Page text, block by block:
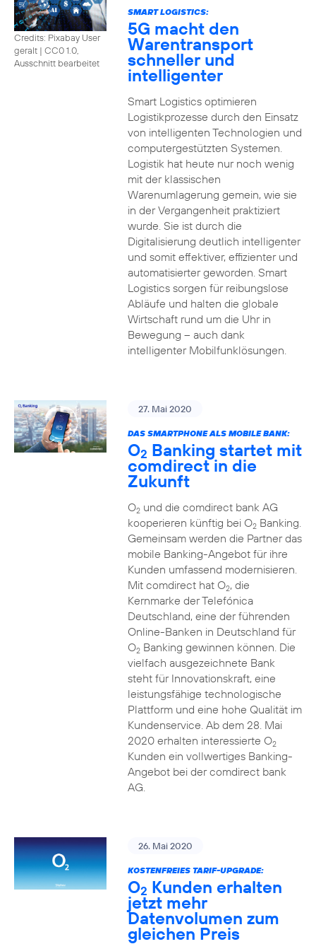
Credits: Pixabay User
geralt | CC0 1.0,
Ausschnitt bearbeitet
SMART LOGISTICS:
5G macht den
Warentransport
schneller und
intelligenter
Smart Logistics optimieren
Logistikprozesse durch den Einsatz
von intelligenten Technologien und
computergestützten Systemen.
Logistik hat heute nur noch wenig
mit der klassischen
Warenumlagerung gemein, wie sie
in der Vergangenheit praktiziert
wurde. Sie ist durch die
Digitalisierung deutlich intelligenter
und somit effektiver, effizienter und
automatisierter geworden. Smart
Logistics sorgen für reibungslose
Abläufe und halten die globale
Wirtschaft rund um die Uhr in
Bewegung – auch dank
intelligenter Mobilfunklösungen.
27. Mai 2020
DAS SMARTPHONE ALS MOBILE BANK:
O2 Banking startet mit
comdirect in die
Zukunft
O2und die comdirect bank AG
kooperieren künftig bei O2Banking.
Gemeinsam werden die Partner das
mobile Banking-Angebot für ihre
Kunden umfassend modernisieren.
Mit comdirect hat O2, die
Kernmarke der Telefónica
Deutschland, eine der führenden
Online-Banken in Deutschland für
O2Banking gewinnen können. Die
vielfach ausgezeichnete Bank
steht für Innovationskraft, eine
leistungsfähige technologische
Plattform und eine hohe Qualität im
Kundenservice. Ab dem 28. Mai
2020 erhalten interessierte O2
Kunden ein vollwertiges Banking-
Angebot bei der comdirect bank
AG.
26. Mai 2020
KOSTENFREIES TARIF-UPGRADE:
O2 Kunden erhalten
jetzt mehr
Datenvolumen zum
gleichen Preis